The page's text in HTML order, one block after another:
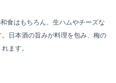
食はもちろん、生ハムやチーズな
日本酒の旨みが料理を包み、梅の
ます。